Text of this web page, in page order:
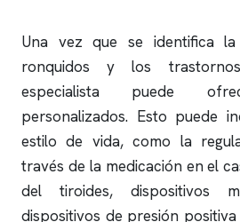
Una vez que se identifica
ronquidos y los
especialista puede
personalizados. Esto puede
estilo de vida, como la
través de la medicación en el
del tiroides, dispositivos
dispositivos de presión